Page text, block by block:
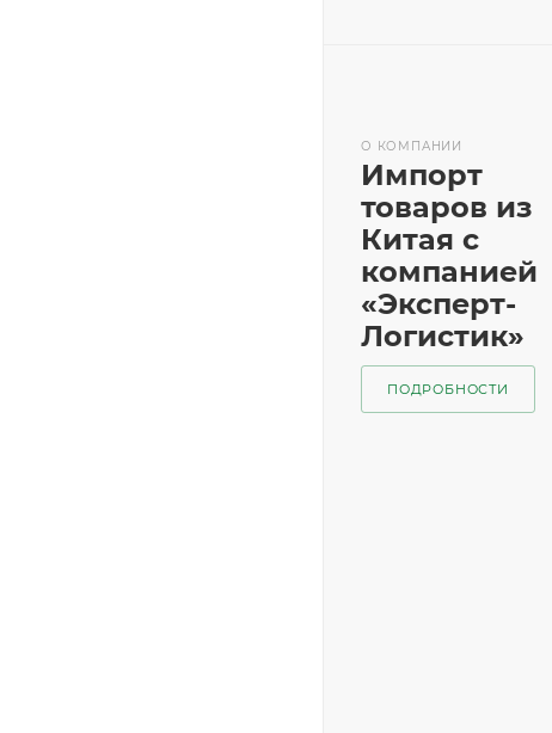
О КОМПАНИИ
Импорт
товаров из
Китая с
компанией
«Эксперт-
Логистик»
ПОДРОБНОСТИ